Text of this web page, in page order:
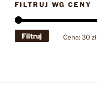
FILTRUJ WG CENY
Cena
Cena
Filtruj Cena: 30 zł